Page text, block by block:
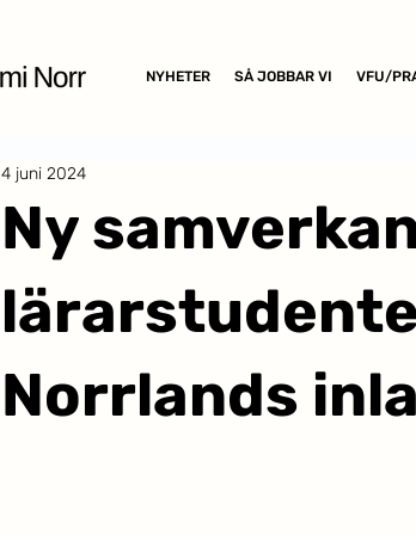
NYHETER SÅ JOBBAR VI VFU/
Ny
Norrlands
4 juni 2024